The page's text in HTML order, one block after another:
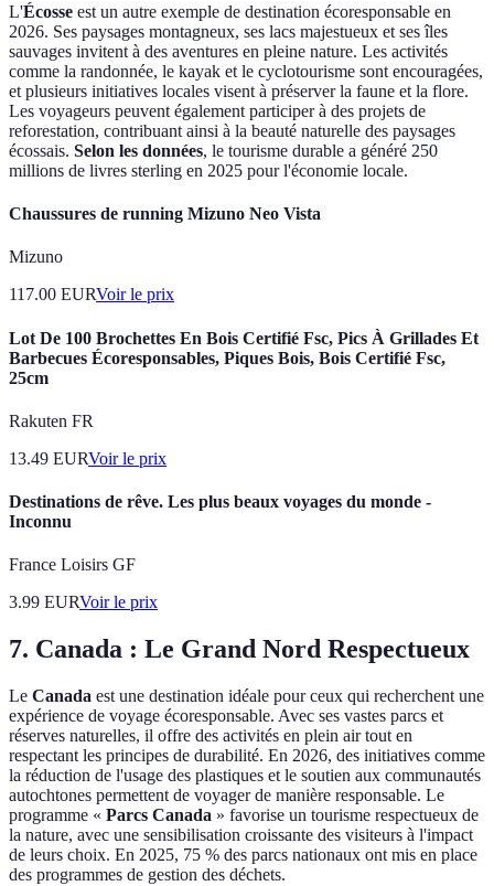
L'Écosse est un autre exemple de destination écoresponsable en
2026. Ses paysages montagneux, ses lacs majestueux et ses îles
sauvages invitent à des aventures en pleine nature. Les activités
comme la randonnée, le kayak et le cyclotourisme sont encouragées,
et plusieurs initiatives locales visent à préserver la faune et la flore.
Les voyageurs peuvent également participer à des projets de
reforestation, contribuant ainsi à la beauté naturelle des paysages
écossais. Selon les données, le tourisme durable a généré 250
millions de livres sterling en 2025 pour l'économie locale.
Chaussures de running Mizuno Neo Vista
Mizuno
117.00 EURVoir le prix
Lot De 100 Brochettes En Bois Certifié Fsc, Pics À Grillades Et
Barbecues Écoresponsables, Piques Bois, Bois Certifié Fsc,
25cm
Rakuten FR
13.49 EURVoir le prix
Destinations de rêve. Les plus beaux voyages du monde -
Inconnu
France Loisirs GF
3.99 EURVoir le prix
7. Canada : Le Grand Nord Respectueux
Le Canada est une destination idéale pour ceux qui recherchent une
expérience de voyage écoresponsable. Avec ses vastes parcs et
réserves naturelles, il offre des activités en plein air tout en
respectant les principes de durabilité. En 2026, des initiatives comme
la réduction de l'usage des plastiques et le soutien aux communautés
autochtones permettent de voyager de manière responsable. Le
programme « Parcs Canada » favorise un tourisme respectueux de
la nature, avec une sensibilisation croissante des visiteurs à l'impact
de leurs choix. En 2025, 75 % des parcs nationaux ont mis en place
des programmes de gestion des déchets.